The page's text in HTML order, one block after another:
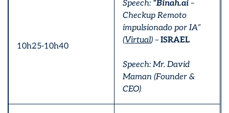
10h25-10h40
Speech: “Binah.ai –
Checkup Remoto
impulsionado por IA”
(Virtual) – ISRAEL
Speech: Mr. David
Maman (Founder &
CEO)